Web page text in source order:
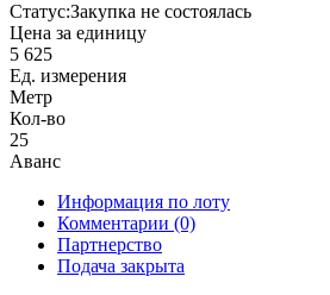
Статус:Закупка не состоялась
Цена за единицу
5 625
Ед. измерения
Метр
Кол-во
25
Аванс
Информация по лоту
Комментарии (0)
Партнерство
Подача закрыта